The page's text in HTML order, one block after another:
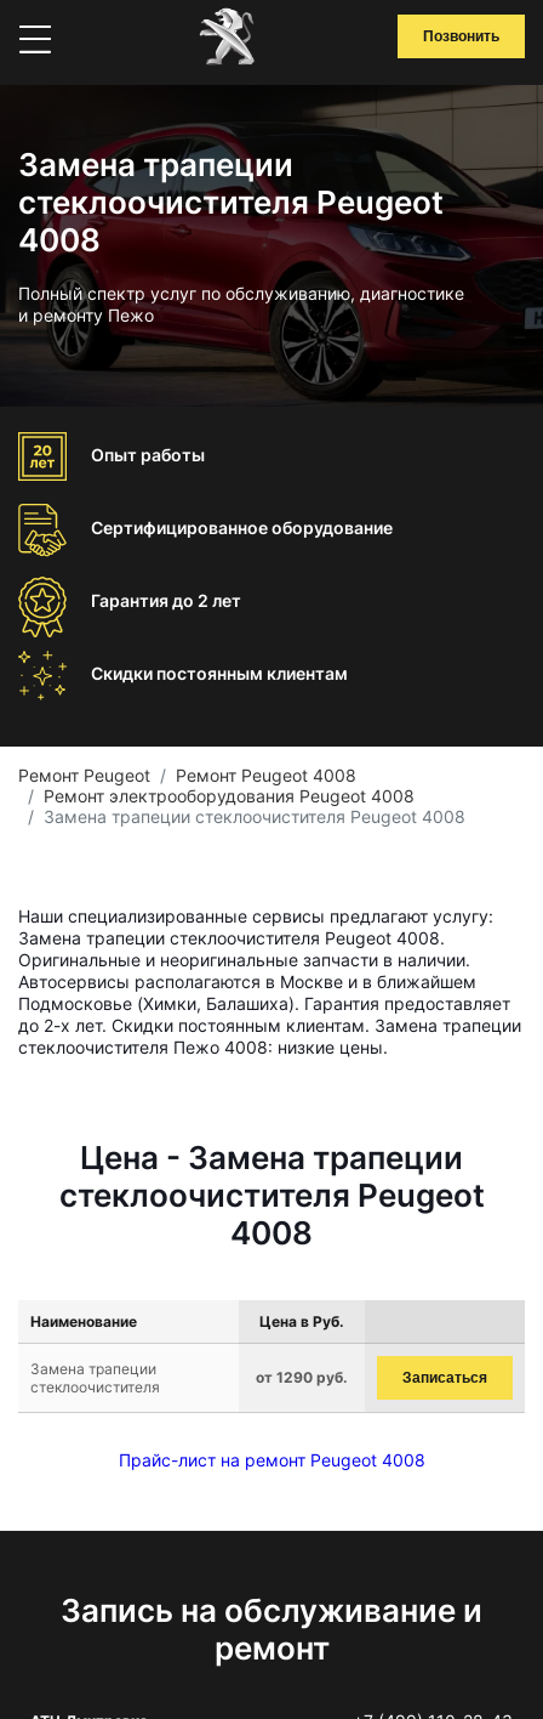
Позвонить
Замена трапеции
стеклоочистителя Peugeot
4008
Полный спектр услуг по обслуживанию, диагностике
и ремонту Пежо
Опыт работы
Сертифицированноеоборудование
Гарантиядо 2 лет
Скидки постоянным клиентам
Ремонт Peugeot
Ремонт Peugeot 4008
Ремонт электрооборудования Peugeot 4008
Замена трапеции стеклоочистителя Peugeot 4008
Наши специализированные сервисы предлагают услугу:
Замена трапеции стеклоочистителя Peugeot 4008.
Оригинальные и неоригинальные запчасти в наличии.
Автосервисы располагаются в Москве и в ближайшем
Подмосковье (Химки, Балашиха). Гарантия предоставляет
до 2-х лет. Скидки постоянным клиентам. Замена трапеции
стеклоочистителя Пежо 4008: низкие цены.
Цена - Замена трапеции
стеклоочистителя Peugeot
4008
Наименование Цена в Руб.
Замена трапеции
стеклоочистителя
от 1290 руб. Записаться
Прайс-лист на ремонт Peugeot 4008
Запись на обслуживание и
ремонт